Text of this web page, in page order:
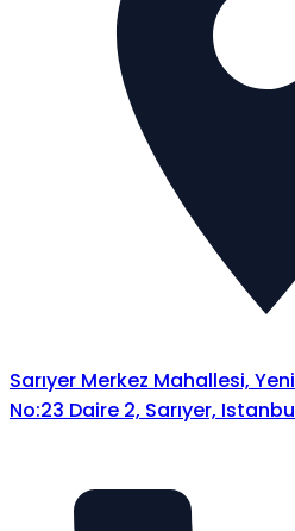
Sarıyer Merkez Mahallesi,
No:23 Daire 2, Sarıyer,